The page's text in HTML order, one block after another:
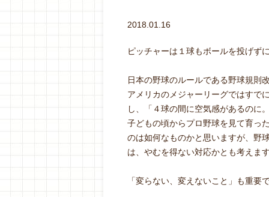
2018.01.16
ピッチャーは１球もボールを投げず
日本の野球のルールである野球規則
アメリカのメジャーリーグではすで
し、「４球の間に空気感があるのに
子どもの頃からプロ野球を見て育っ
のは如何なものかと思いますが、野
は、やむを得ない対応かとも考えま
「変らない、変えないこと」も重